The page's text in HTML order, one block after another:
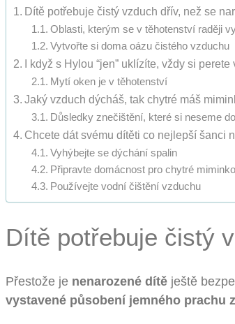
Dítě potřebuje čistý vzduch dřív, než se
Oblasti, kterým se v těhotenství raději
Vytvořte si doma oázu čistého vzduchu
I když s Hylou “jen” uklízíte, vždy si perete
Mytí oken je v těhotenství
Jaký vzduch dýcháš, tak chytré máš
Důsledky znečištění, které si neseme
Chcete dát svému dítěti co nejlepší šanci
Vyhýbejte se dýchání spalin
Připravte domácnost pro chytré miminko
Používejte vodní čištění vzduchu
Dítě potřebuje čistý
Přestože je nenarozené dítě ještě
vystavené působení jemného prachu